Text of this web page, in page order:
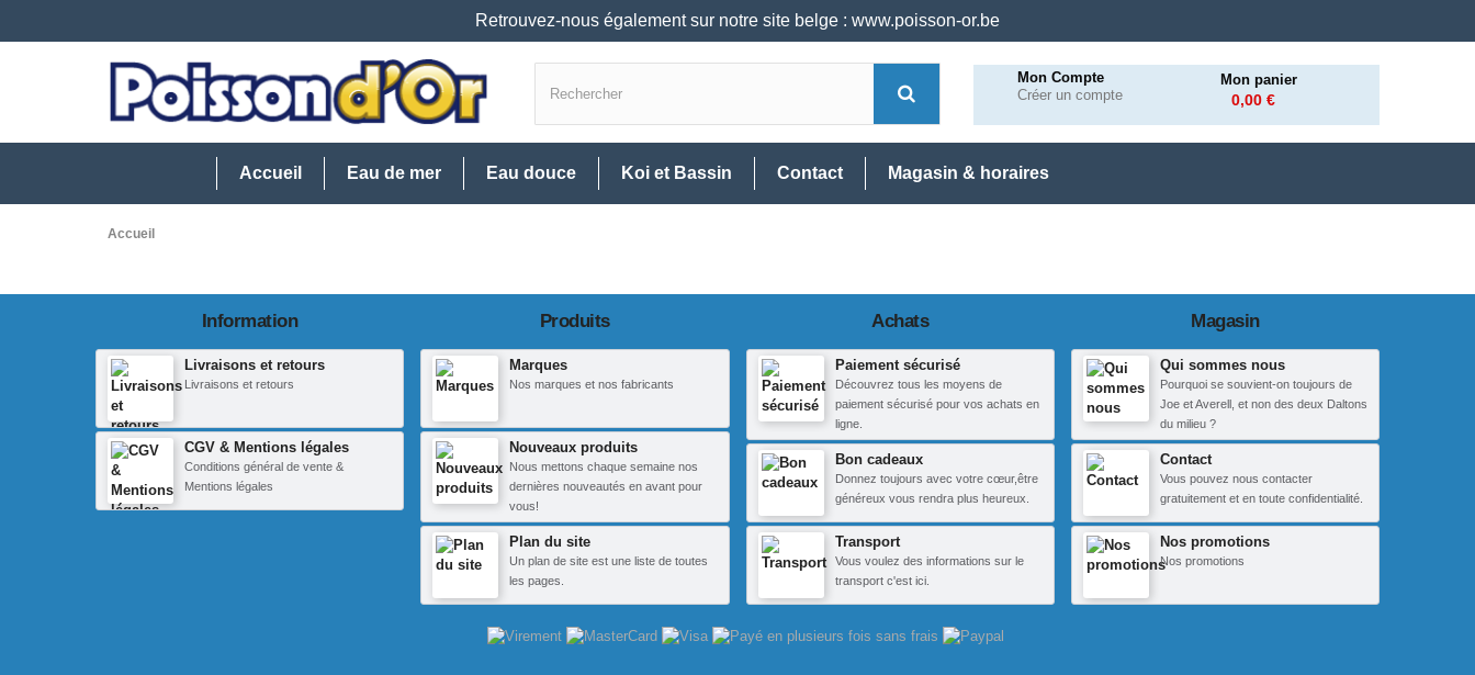
Retrouvez-nous également sur notre site belge : www.poisson-or.be
Mon Compte
Créer un compte
Mon panier
0,00 €
Accueil Eau de mer Eau douce Koi et Bassin Contact Magasin & horaires
Accueil
Information
Livraisons et retours
Livraisons et retours
CGV & Mentions légales
Conditions général de vente &
Mentions légales
Produits
Marques
Nos marques et nos fabricants
Nouveaux produits
Nous mettons chaque semaine nos
dernières nouveautés en avant pour
vous!
Plan du site
Un plan de site est une liste de toutes
les pages.
Achats
Paiement sécurisé
Découvrez tous les moyens de
paiement sécurisé pour vos achats en
ligne.
Bon cadeaux
Donnez toujours avec votre cœur,être
généreux vous rendra plus heureux.
Transport
Vous voulez des informations sur le
transport c'est ici.
Magasin
Qui sommes nous
Pourquoi se souvient-on toujours de
Joe et Averell, et non des deux Daltons
du milieu ?
Contact
Vous pouvez nous contacter
gratuitement et en toute confidentialité.
Nos promotions
Nos promotions